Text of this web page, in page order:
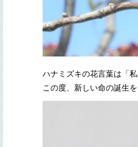
ハナミズキの花言葉は「
この度、新しい命の誕生